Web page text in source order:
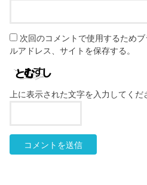
次回のコメントで使用するため
ルアドレス、サイトを保存する。
上に表示された文字を入力してくだ